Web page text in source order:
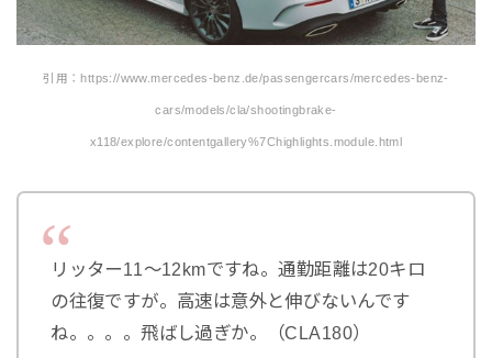
引用：https://www.mercedes-benz.de/passengercars/mercedes-benz-
cars/models/cla/shootingbrake-
x118/explore/contentgallery%7Chighlights.module.html
リッター11～12kmですね。通勤距離は20キロ
の往復ですが。高速は意外と伸びないんです
ね。。。。飛ばし過ぎか。（CLA180）